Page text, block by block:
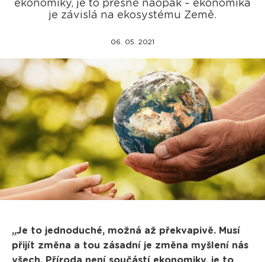
ekonomiky, je to přesně naopak – ekonomika
je závislá na ekosystému Země.
06. 05. 2021
„Je to jednoduché, možná až překvapivě. Musí
přijít změna a tou zásadní je změna myšlení nás